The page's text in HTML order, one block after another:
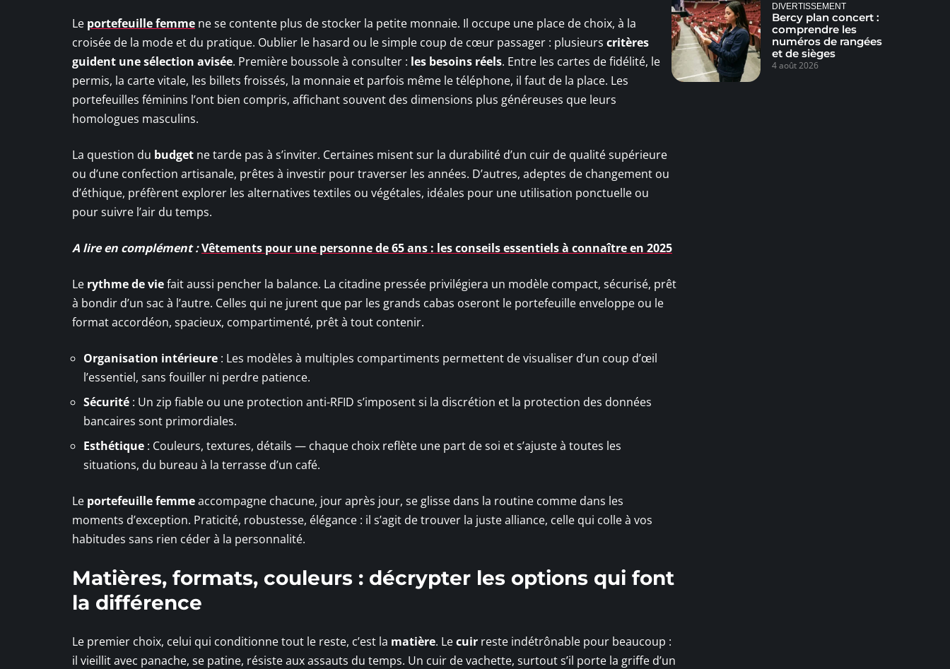
Le portefeuille femme ne se contente plus de stocker la petite monnaie. Il occupe une place de choix, à la
croisée de la mode et du pratique. Oublier le hasard ou le simple coup de cœur passager : plusieurs critères
guident une sélection avisée. Première boussole à consulter : les besoins réels. Entre les cartes de fidélité, le
permis, la carte vitale, les billets froissés, la monnaie et parfois même le téléphone, il faut de la place. Les
portefeuilles féminins l’ont bien compris, affichant souvent des dimensions plus généreuses que leurs
homologues masculins.
La question du budget ne tarde pas à s’inviter. Certaines misent sur la durabilité d’un cuir de qualité supérieure
ou d’une confection artisanale, prêtes à investir pour traverser les années. D’autres, adeptes de changement ou
d’éthique, préfèrent explorer les alternatives textiles ou végétales, idéales pour une utilisation ponctuelle ou
pour suivre l’air du temps.
A lire en complément :Vêtements pour une personne de 65 ans : les conseils essentiels à connaître en 2025
Le rythme de viefait aussi pencher la balance. La citadine pressée privilégiera un modèle compact, sécurisé, prêt
à bondir d’un sac à l’autre. Celles qui ne jurent que par les grands cabas oseront le portefeuille enveloppe ou le
format accordéon, spacieux, compartimenté, prêt à tout contenir.
Organisation intérieure : Les modèles à multiples compartiments permettent de visualiser d’un coup d’œil
l’essentiel, sans fouiller ni perdre patience.
Sécurité : Un zip fiable ou une protection anti-RFID s’imposent si la discrétion et la protection des données
bancaires sont primordiales.
Esthétique : Couleurs, textures, détails — chaque choix reflète une part de soi et s’ajuste à toutes les
situations, du bureau à la terrasse d’un café.
Le portefeuille femmeaccompagne chacune, jour après jour, se glisse dans la routine comme dans les
moments d’exception. Praticité, robustesse, élégance : il s’agit de trouver la juste alliance, celle qui colle à vos
habitudes sans rien céder à la personnalité.
Matières, formats, couleurs : décrypter les options qui font
la différence
Le premier choix, celui qui conditionne tout le reste, c’est la matière. Lecuir reste indétrônable pour beaucoup :
il vieillit avec panache, se patine, résiste aux assauts du temps. Un cuir de vachette, surtout s’il porte la griffe d’un
DIVERTISSEMENT
Bercy plan concert :
comprendre les
numéros de rangées
et de sièges
4 août 2026